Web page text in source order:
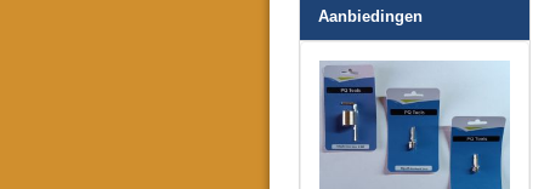
Aanbiedingen